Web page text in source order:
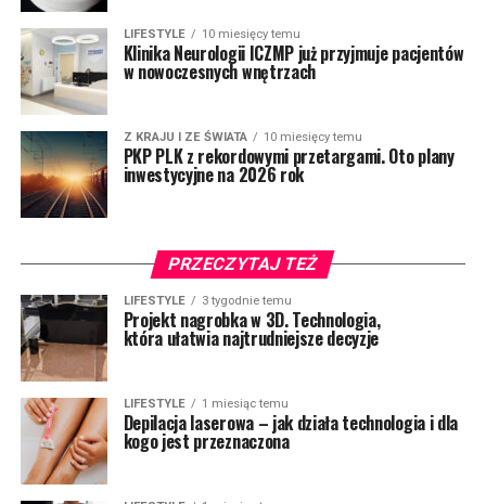
LIFESTYLE 10 miesięcy temu
Klinika Neurologii ICZMP już przyjmuje pacjentów
w nowoczesnych wnętrzach
Z KRAJU I ZE ŚWIATA 10 miesięcy temu
PKP PLK z rekordowymi przetargami. Oto plany
inwestycyjne na 2026 rok
PRZECZYTAJ TEŻ
LIFESTYLE 3 tygodnie temu
Projekt nagrobka w 3D. Technologia,
która ułatwia najtrudniejsze decyzje
LIFESTYLE 1 miesiąc temu
Depilacja laserowa – jak działa technologia i dla
kogo jest przeznaczona